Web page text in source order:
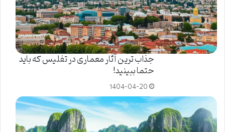
جذاب ترین آثار معماری در تفلیس که باید
حتما ببینید!
1404-04-20